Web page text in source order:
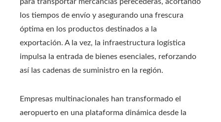
los tiempos de envío y asegurando una frescura
óptima en los productos destinados a la
exportación. A la vez, la infraestructura logística
impulsa la entrada de bienes esenciales, reforzando
así las cadenas de suministro en la región.
Empresas multinacionales han transformado el
aeropuerto en una plataforma dinámica desde la